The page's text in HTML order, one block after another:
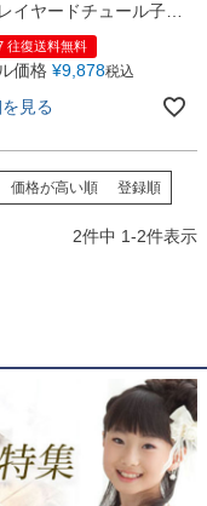
音楽雑貨
イヤードチュール子供
ペールブルー
往復送料無料
価格 ¥9,878税込
見る
価格が高い順 登録順
2件中 1-2件表示